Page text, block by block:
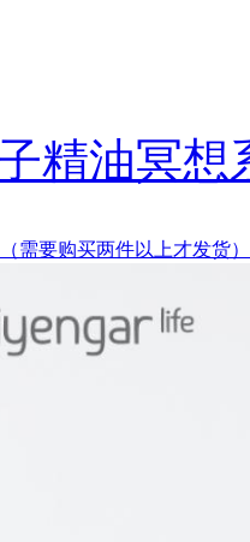
精油冥想
需要购买两件以上才发货）